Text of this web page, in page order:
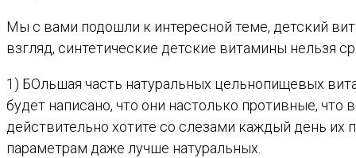
Мы с вами подошли к интересной теме, детский
взгляд, синтетические детские витамины нельзя
1) БОльшая часть натуральных цельнопищевых
будет написано, что они настолько противные,
действительно хотите со слезами каждый день
параметрам даже лучше натуральных.